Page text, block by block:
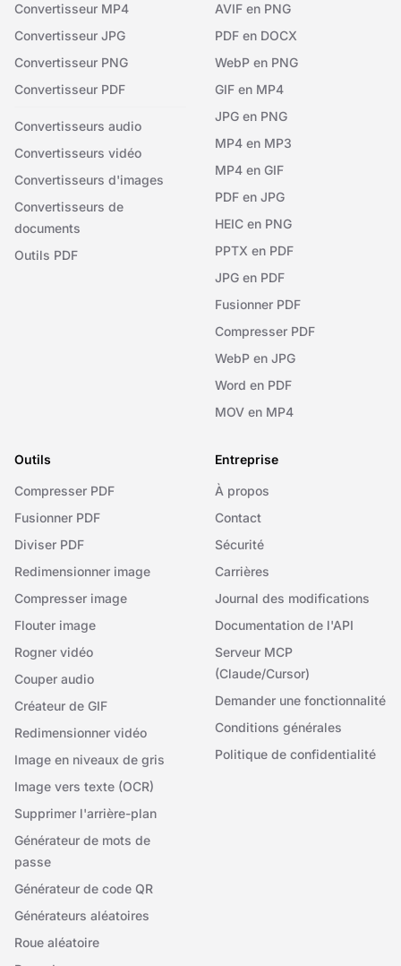
Convertisseur MP4
Convertisseur JPG
Convertisseur PNG
Convertisseur PDF
Convertisseurs audio
Convertisseurs vidéo
Convertisseurs d'images
Convertisseurs de
documents
Outils PDF
AVIF en PNG
PDF en DOCX
WebP en PNG
GIF en MP4
JPG en PNG
MP4 en MP3
MP4 en GIF
PDF en JPG
HEIC en PNG
PPTX en PDF
JPG en PDF
Fusionner PDF
Compresser PDF
WebP en JPG
Word en PDF
MOV en MP4
Outils
Compresser PDF
Fusionner PDF
Diviser PDF
Redimensionner image
Compresser image
Flouter image
Rogner vidéo
Couper audio
Créateur de GIF
Redimensionner vidéo
Image en niveaux de gris
Image vers texte (OCR)
Supprimer l'arrière-plan
Générateur de mots de
passe
Générateur de code QR
Générateurs aléatoires
Roue aléatoire
Entreprise
À propos
Contact
Sécurité
Carrières
Journal des modifications
Documentation de l'API
Serveur MCP
(Claude/Cursor)
Demander une fonctionnalité
Conditions générales
Politique de confidentialité